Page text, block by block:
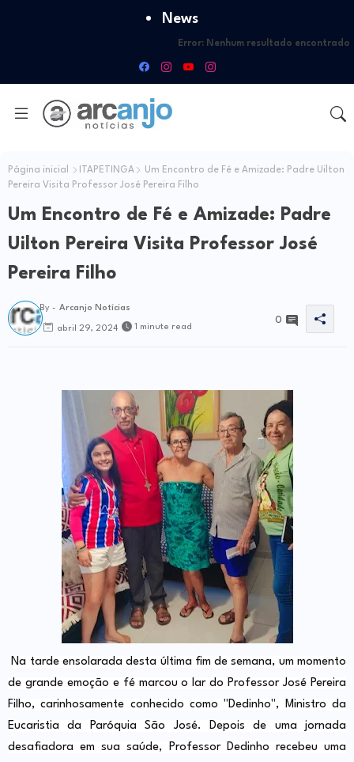
News
Error: Nenhum resultado encontrado
Página inicial ITAPETINGA
Um Encontro de Fé e Amizade: Padre Uilton
Pereira Visita Professor José Pereira Filho
Um Encontro de Fé e Amizade: Padre
Uilton Pereira Visita Professor José
Pereira Filho
By - Arcanjo Notícias
abril 29, 2024 1 minute read
0
Na tarde ensolarada desta última fim de semana, um momento
de grande emoção e fé marcou o lar do Professor José Pereira
Filho, carinhosamente conhecido como "Dedinho", Ministro da
Eucaristia da Paróquia São José. Depois de uma jornada
desafiadora em sua saúde, Professor Dedinho recebeu uma